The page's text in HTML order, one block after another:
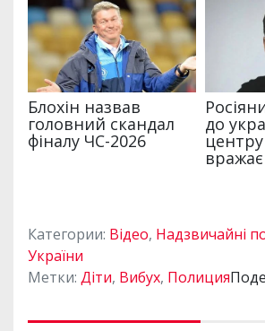
Категории: Відео, Надзвичайні
України
Метки: Діти, Вибух, Полиция